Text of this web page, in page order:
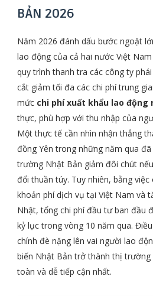
BẢN 2026
Năm 2026 đánh dấu bước ngoặt
lao động của cả hai nước Việt
quy trình thanh tra các công ty
cắt giảm tối đa các chi phí trung
mức chi phí xuất khẩu lao động
thực, phù hợp với thu nhập của
Một thực tế cần nhìn nhận thẳng
đồng Yên trong những năm qua
trường Nhật Bản giảm đôi chút
đổi thuần túy. Tuy nhiên, bằng
khoản phí dịch vụ tại Việt Nam và
Nhật, tổng chi phí đầu tư ban đầu
kỷ lục trong vòng 10 năm qua.
chính đè nặng lên vai người lao
biến Nhật Bản trở thành thị trường
toàn và dễ tiếp cận nhất.